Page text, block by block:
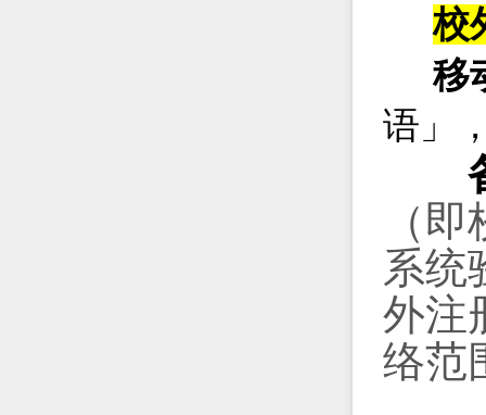
校
移
语」
（
系统
外注
络范